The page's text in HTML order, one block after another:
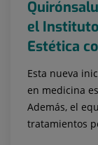
el
Estética
Esta nueva
en medicina
Además, el
tratamientos